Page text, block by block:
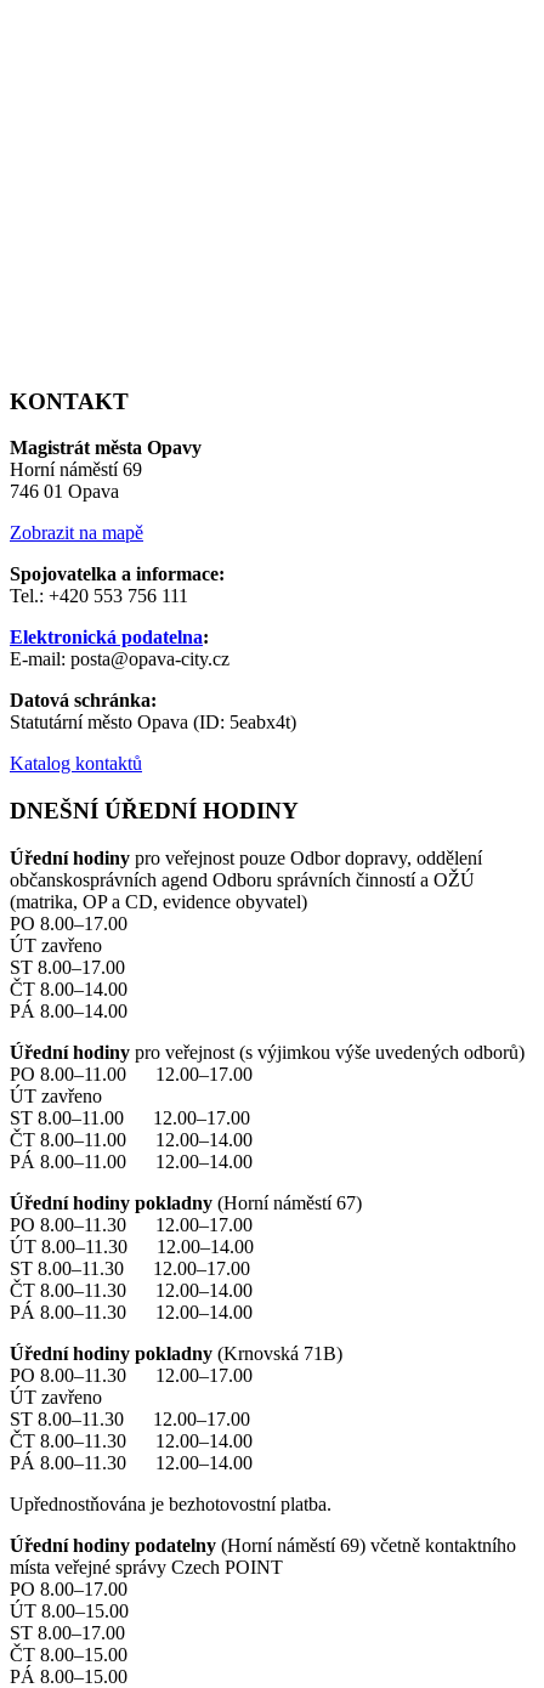
KONTAKT
Magistrát města Opavy
Horní náměstí 69
746 01 Opava
Zobrazit na mapě
Spojovatelka a informace:
Tel.: +420 553 756 111
Elektronická podatelna:
E-mail: posta@opava-city.cz
Datová schránka:
Statutární město Opava (ID: 5eabx4t)
Katalog kontaktů
DNEŠNÍ ÚŘEDNÍ HODINY
Úřední hodiny pro veřejnost pouze Odbor dopravy, oddělení
občanskosprávních agend Odboru správních činností a OŽÚ
(matrika, OP a CD, evidence obyvatel)
PO 8.00–17.00
ÚT zavřeno
ST 8.00–17.00
ČT 8.00–14.00
PÁ 8.00–14.00
Úřední hodiny pro veřejnost (s výjimkou výše uvedených odborů)
PO 8.00–11.00 12.00–17.00
ÚT zavřeno
ST 8.00–11.00 12.00–17.00
ČT 8.00–11.00 12.00–14.00
PÁ 8.00–11.00 12.00–14.00
Úřední hodiny pokladny (Horní náměstí 67)
PO 8.00–11.30 12.00–17.00
ÚT 8.00–11.30 12.00–14.00
ST 8.00–11.30 12.00–17.00
ČT 8.00–11.30 12.00–14.00
PÁ 8.00–11.30 12.00–14.00
Úřední hodiny pokladny (Krnovská 71B)
PO 8.00–11.30 12.00–17.00
ÚT zavřeno
ST 8.00–11.30 12.00–17.00
ČT 8.00–11.30 12.00–14.00
PÁ 8.00–11.30 12.00–14.00
Upřednostňována je bezhotovostní platba.
Úřední hodiny podatelny (Horní náměstí 69) včetně kontaktního
místa veřejné správy Czech POINT
PO 8.00–17.00
ÚT 8.00–15.00
ST 8.00–17.00
ČT 8.00–15.00
PÁ 8.00–15.00